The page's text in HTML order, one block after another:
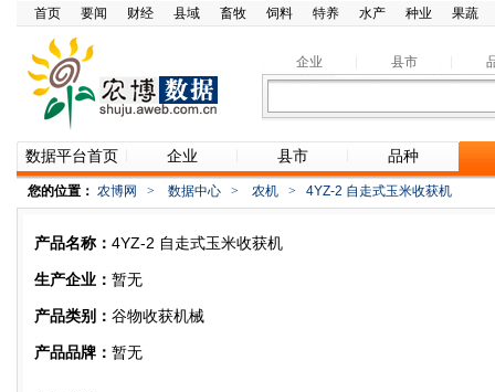
首页 要闻 财经 县域 畜牧 饲料 特养 水产 种业 果蔬
企业 县市
数据平台首页 企业 县市 品种
您的位置： 农博网 > 数据中心 > 农机 > 4YZ-2 自走式玉米收获机
产品名称： 4YZ-2 自走式玉米收获机
生产企业： 暂无
产品类别： 谷物收获机械
产品品牌： 暂无